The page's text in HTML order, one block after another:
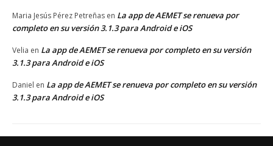
Maria Jesús Pérez Petreñas en La app de AEMET se renueva por
completo en su versión 3.1.3 para Android e iOS
Velia en La app de AEMET se renueva por completo en su versión
3.1.3 para Android e iOS
Daniel en La app de AEMET se renueva por completo en su versión
3.1.3 para Android e iOS